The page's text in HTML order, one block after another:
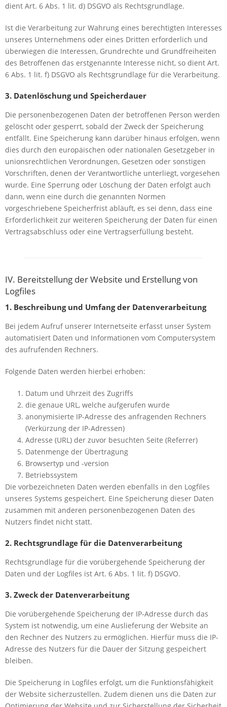
dient Art. 6 Abs. 1 lit. d) DSGVO als Rechtsgrundlage.
Ist die Verarbeitung zur Wahrung eines berechtigten Interesses
unseres Unternehmens oder eines Dritten erforderlich und
überwiegen die Interessen, Grundrechte und Grundfreiheiten
des Betroffenen das erstgenannte Interesse nicht, so dient Art.
6 Abs. 1 lit. f) DSGVO als Rechtsgrundlage für die Verarbeitung.
3. Datenlöschung und Speicherdauer
Die personenbezogenen Daten der betroffenen Person werden
gelöscht oder gesperrt, sobald der Zweck der Speicherung
entfällt. Eine Speicherung kann darüber hinaus erfolgen, wenn
dies durch den europäischen oder nationalen Gesetzgeber in
unionsrechtlichen Verordnungen, Gesetzen oder sonstigen
Vorschriften, denen der Verantwortliche unterliegt, vorgesehen
wurde. Eine Sperrung oder Löschung der Daten erfolgt auch
dann, wenn eine durch die genannten Normen
vorgeschriebene Speicherfrist abläuft, es sei denn, dass eine
Erforderlichkeit zur weiteren Speicherung der Daten für einen
Vertragsabschluss oder eine Vertragserfüllung besteht.
IV. Bereitstellung der Website und Erstellung von
Logfiles
1. Beschreibung und Umfang der Datenverarbeitung
Bei jedem Aufruf unserer Internetseite erfasst unser System
automatisiert Daten und Informationen vom Computersystem
des aufrufenden Rechners.
Folgende Daten werden hierbei erhoben:
Datum und Uhrzeit des Zugriffs
die genaue URL, welche aufgerufen wurde
anonymisierte IP-Adresse des anfragenden Rechners
(Verkürzung der IP-Adressen)
Adresse (URL) der zuvor besuchten Seite (Referrer)
Datenmenge der Übertragung
Browsertyp und -version
Betriebssystem
Die vorbezeichneten Daten werden ebenfalls in den Logfiles
unseres Systems gespeichert. Eine Speicherung dieser Daten
zusammen mit anderen personenbezogenen Daten des
Nutzers findet nicht statt.
2. Rechtsgrundlage für die Datenverarbeitung
Rechtsgrundlage für die vorübergehende Speicherung der
Daten und der Logfiles ist Art. 6 Abs. 1 lit. f) DSGVO.
3. Zweck der Datenverarbeitung
Die vorübergehende Speicherung der IP-Adresse durch das
System ist notwendig, um eine Auslieferung der Website an
den Rechner des Nutzers zu ermöglichen. Hierfür muss die IP-
Adresse des Nutzers für die Dauer der Sitzung gespeichert
bleiben.
Die Speicherung in Logfiles erfolgt, um die Funktionsfähigkeit
der Website sicherzustellen. Zudem dienen uns die Daten zur